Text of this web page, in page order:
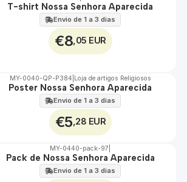
🇵🇹T-shirt Nossa Senhora Aparecida
Envio de 1 a 3 dias
€8 ,05 EUR
🇵🇹
MY-0040-QP-P384 Loja de artigos Religiosos
Poster Nossa Senhora Aparecida
Envio de 1 a 3 dias
€5 ,28 EUR
🇵🇹
MY-0440-pack-97
Pack de Nossa Senhora Aparecida
Envio de 1 a 3 dias